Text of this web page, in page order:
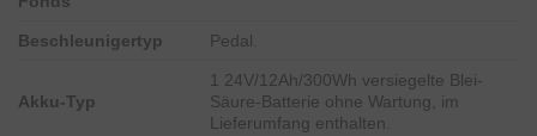
Beschleunigertyp Pedal.
Akku-Typ
1 24V/12Ah/300Wh versiegelte Blei-
Säure-Batterie ohne Wartung, im
Lieferumfang enthalten.